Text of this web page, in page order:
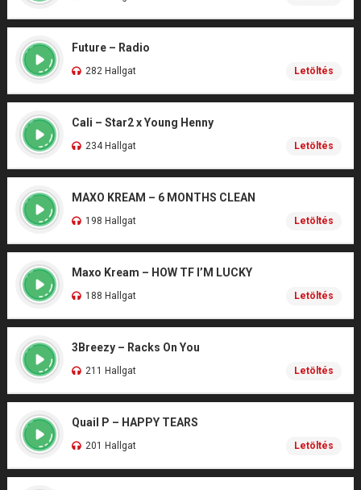
Future – Radio
282 Hallgat Letöltés
Cali – Star2 x Young Henny
234 Hallgat Letöltés
MAXO KREAM – 6 MONTHS CLEAN
198 Hallgat Letöltés
Maxo Kream – HOW TF I’M LUCKY
188 Hallgat Letöltés
3Breezy – Racks On You
211 Hallgat Letöltés
Quail P – HAPPY TEARS
201 Hallgat Letöltés